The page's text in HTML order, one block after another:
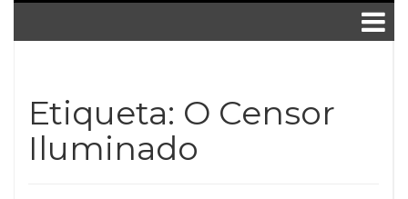
Etiqueta: O Censor
Iluminado